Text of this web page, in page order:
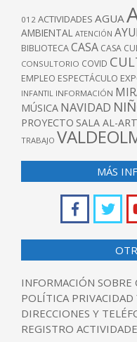
012 ACTIVIDADES AGUA
AMBIENTAL ATENCIÓN
BIBLIOTECACASA CASA
CONSULTORIO COVID
EMPLEO ESPECTÁCULO
INFANTIL INFORMACIÓN
MÚSICA NAVIDAD
PROYECTO SALA AL-
TRABAJO
MÁS
INFORMACIÓN SOBRE
POLÍTICA PRIVACIDAD
DIRECCIONES Y
REGISTRO